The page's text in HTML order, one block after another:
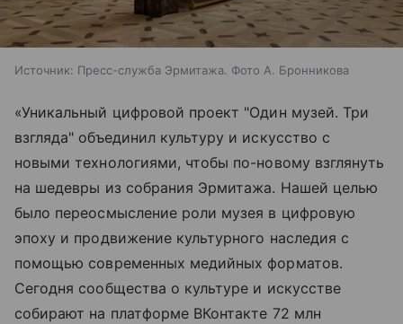
Источник: Пресс-служба Эрмитажа. Фото А. Бронникова
«Уникальный цифровой проект "Один музей. Три
взгляда" объединил культуру и искусство с
новыми технологиями, чтобы по-новому взглянуть
на шедевры из собрания Эрмитажа. Нашей целью
было переосмысление роли музея в цифровую
эпоху и продвижение культурного наследия с
помощью современных медийных форматов.
Сегодня сообщества о культуре и искусстве
собирают на платформе ВКонтакте 72 млн